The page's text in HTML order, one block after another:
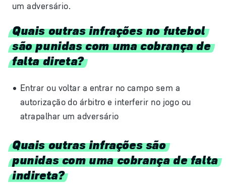
um adversário.
Quais outras infrações no futebol
são punidas com uma cobrança de
falta direta?
Entrar ou voltar a entrar no campo sem a
autorização do árbitro e interferir no jogo ou
atrapalhar um adversário
Quais outras infrações são
punidas com uma cobrança de falta
indireta?